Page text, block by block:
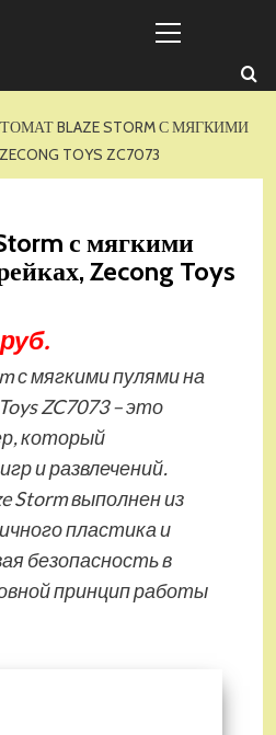
меню
BLAZE STORM С МЯГКИМИ
TOYS ZC7073
с мягкими
Zecong Toys
с мягкими пулями на
ZC7073 – это
который
и развлечений.
Storm выполнен из
пластика и
безопасность в
принцип работы